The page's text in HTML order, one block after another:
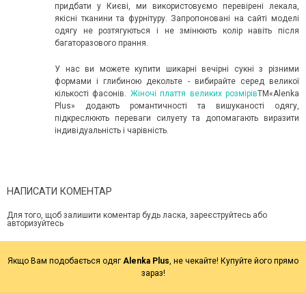
придбати у Києві, ми використовуємо перевірені лекала,
якісні тканини та фурнітуру. Запропоновані на сайті моделі
одягу не розтягуються і не змінюють колір навіть після
багаторазового прання.
У нас ви можете купити шикарні вечірні сукні з різними
формами і глибиною декольте - вибирайте серед великої
кількості фасонів. Жіночі плаття великих розмірівТМ«Alenka
Plus» додають романтичності та вишуканості одягу,
підкреслюють переваги силуету та допомагають виразити
індивідуальність і чарівність.
НАПИСАТИ КОМЕНТАР
Для того, щоб залишити коментар будь ласка, зареєструйтесь або
авторизуйтесь
Якщо Вам подобається одяг Alenka Plus, не чекайте! Купуйте його прямо
зараз!